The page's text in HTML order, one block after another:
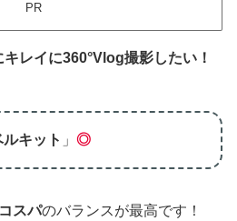
PR
レイに360°Vlog撮影したい！
ルキット 」 ◎
スパのバランスが最高です！